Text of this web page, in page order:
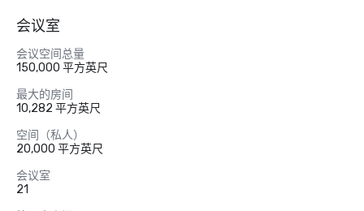
会议室
会议空间总量
150,000 平方英尺
最大的房间
10,282 平方英尺
空间（私人）
20,000 平方英尺
会议室
21